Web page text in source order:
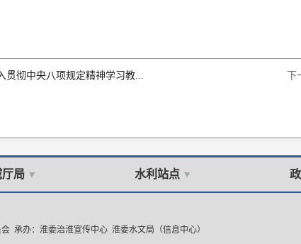
贯彻中央八项规定精神学习教... 下
局 水利站点
承办：淮委治淮宣传中心 淮委水文局（信息中心）